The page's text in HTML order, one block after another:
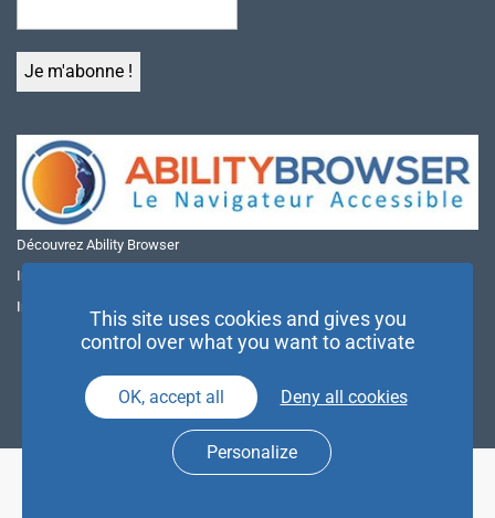
Découvrez Ability Browser
Installer Ability Browser sur Windows
Installer Ability Browser sur Mac
Mentions légales|Politique de confidentialité
This site uses cookies and gives you
control over what you want to activate
OK, accept all Deny all cookies
Personalize